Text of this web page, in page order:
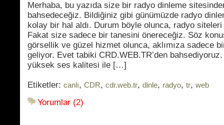
Merhaba, bu yazıda size bir radyo dinleme
bahsedeceğiz. Bildiğiniz gibi günümüzde radyo
kolay bir hal aldı. Durum böyle olunca, radyo siteleri
Fakat size sadece bir tanesini önereceğiz. Söz
görsellik ve güzel hizmet olunca, aklımıza sadece
geliyor. Evet tabiki CRD.WEB.TR’den bahsediyoruz.
yüksek ses kalitesi ile […]
Etiketler: canlı, CDR, cdr.web.tr, dinle, radyo, tr, web
Yorumlar (2)